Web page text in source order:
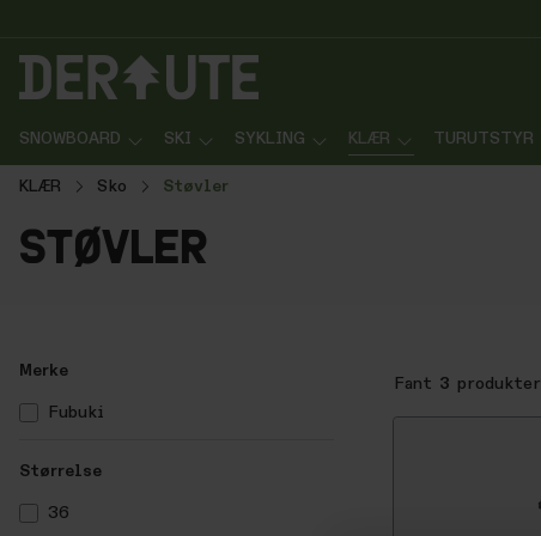
SNOWBOARD SKI SYKLING KLÆR TURUTSTYR
KLÆR Sko Støvler
støvler
Merke
Fubuki
Størrelse
36
Fant 3 produkter